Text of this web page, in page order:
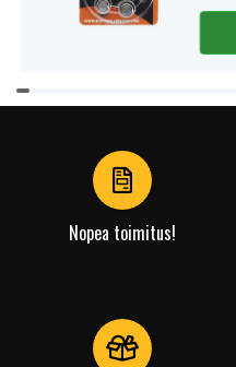
Item
1
Nopea toimitus!